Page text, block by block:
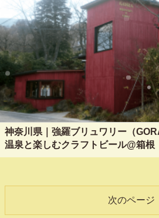
神奈川県｜強羅ブリュワリー（
温泉と楽しむクラフトビール@箱根
次のページ